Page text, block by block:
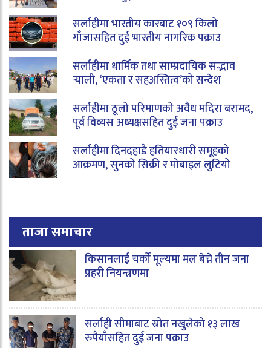
सर्लाहीमा भारतीय कारबाट १०९ किलो
गाँजासहित दुई भारतीय नागरिक पक्राउ
सर्लाहीमा धार्मिक तथा साम्प्रदायिक सद्भाव
र्‍याली, ‘एकता र सहअस्तित्व’को सन्देश
सर्लाहीमा ठूलो परिमाणको अवैध मदिरा बरामद,
पूर्व विव्यस अध्यक्षसहित दुई जना पक्राउ
सर्लाहीमा दिनदहाडै हतियारधारी समूहको
आक्रमण, सुनको सिक्री र मोबाइल लुटियो
ताजा समाचार
किसानलाई चर्को मूल्यमा मल बेच्ने तीन जना
प्रहरी नियन्त्रणमा
सर्लाही सीमाबाट स्रोत नखुलेको १३ लाख
रुपैयाँसहित दुई जना पक्राउ